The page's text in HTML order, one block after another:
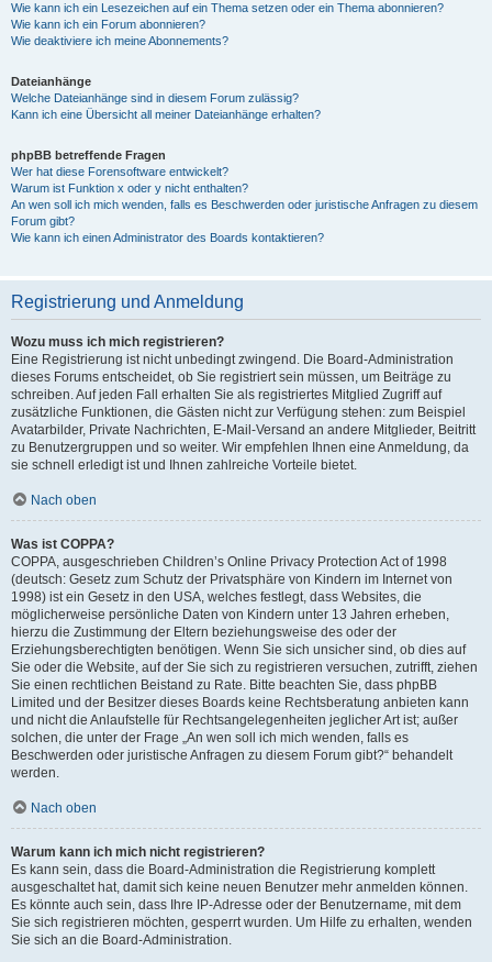
Wie kann ich ein Lesezeichen auf ein Thema setzen oder ein Thema abonnieren?
Wie kann ich ein Forum abonnieren?
Wie deaktiviere ich meine Abonnements?
Dateianhänge
Welche Dateianhänge sind in diesem Forum zulässig?
Kann ich eine Übersicht all meiner Dateianhänge erhalten?
phpBB betreffende Fragen
Wer hat diese Forensoftware entwickelt?
Warum ist Funktion x oder y nicht enthalten?
An wen soll ich mich wenden, falls es Beschwerden oder juristische Anfragen zu diesem
Forum gibt?
Wie kann ich einen Administrator des Boards kontaktieren?
Registrierung und Anmeldung
Wozu muss ich mich registrieren?
Eine Registrierung ist nicht unbedingt zwingend. Die Board-Administration
dieses Forums entscheidet, ob Sie registriert sein müssen, um Beiträge zu
schreiben. Auf jeden Fall erhalten Sie als registriertes Mitglied Zugriff auf
zusätzliche Funktionen, die Gästen nicht zur Verfügung stehen: zum Beispiel
Avatarbilder, Private Nachrichten, E-Mail-Versand an andere Mitglieder, Beitritt
zu Benutzergruppen und so weiter. Wir empfehlen Ihnen eine Anmeldung, da
sie schnell erledigt ist und Ihnen zahlreiche Vorteile bietet.
Nach oben
Was ist COPPA?
COPPA, ausgeschrieben Children’s Online Privacy Protection Act of 1998
(deutsch: Gesetz zum Schutz der Privatsphäre von Kindern im Internet von
1998) ist ein Gesetz in den USA, welches festlegt, dass Websites, die
möglicherweise persönliche Daten von Kindern unter 13 Jahren erheben,
hierzu die Zustimmung der Eltern beziehungsweise des oder der
Erziehungsberechtigten benötigen. Wenn Sie sich unsicher sind, ob dies auf
Sie oder die Website, auf der Sie sich zu registrieren versuchen, zutrifft, ziehen
Sie einen rechtlichen Beistand zu Rate. Bitte beachten Sie, dass phpBB
Limited und der Besitzer dieses Boards keine Rechtsberatung anbieten kann
und nicht die Anlaufstelle für Rechtsangelegenheiten jeglicher Art ist; außer
solchen, die unter der Frage „An wen soll ich mich wenden, falls es
Beschwerden oder juristische Anfragen zu diesem Forum gibt?“ behandelt
werden.
Nach oben
Warum kann ich mich nicht registrieren?
Es kann sein, dass die Board-Administration die Registrierung komplett
ausgeschaltet hat, damit sich keine neuen Benutzer mehr anmelden können.
Es könnte auch sein, dass Ihre IP-Adresse oder der Benutzername, mit dem
Sie sich registrieren möchten, gesperrt wurden. Um Hilfe zu erhalten, wenden
Sie sich an die Board-Administration.